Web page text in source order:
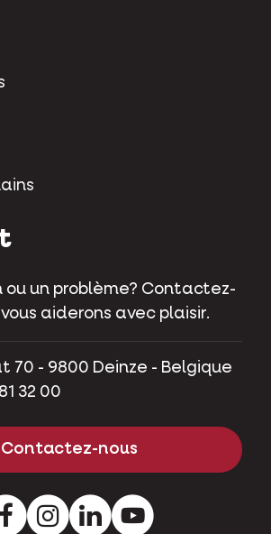
ou un problème? Contactez-
aiderons avec plaisir.
70 - 9800 Deinze - Belgique
32 00
Contactez-nous
FacebookInstagramLinkedInYoutube